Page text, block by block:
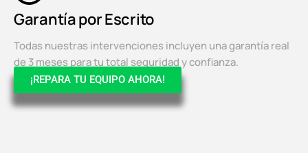
Garantía por Escrito
Todas nuestras intervenciones incluyen una garantía real
de 3 meses para tu total seguridad y confianza.
¡REPARA TU EQUIPO AHORA!